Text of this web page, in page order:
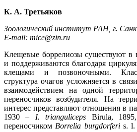
К. А. Третьяков
Зоологический институт РАН, г.
E-mail: mice@zin.ru
Клещевые боррелиозы существуют в
и поддерживаются благодаря
клещами и позвоночными.
структура очагов усложняется в
взаимодействием на одной
переносчиков возбудителя. На
интерес представляют отношения в
1930 – I. trianguliceps Birula,
переносчиком Borrelia burgdorferis. l.